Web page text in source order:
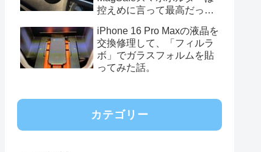
控えめに言って最高だっ
iPhone 16 Pro Maxの液晶を
交換修理して、「フィルラ
ボ」でガラスフォルムを貼
ってみた話。
カテゴリー